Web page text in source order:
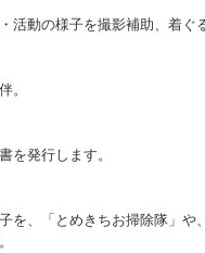
活動の様子を撮影補助、着ぐ
。
を発行します。
を、「とめきちお掃除隊」